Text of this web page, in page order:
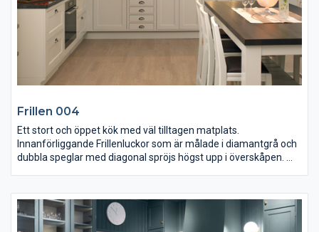
Frillen 004
Ett stort och öppet kök med väl tilltagen matplats.
Innanförliggande Frillenluckor som är målade i diamantgrå och
dubbla speglar med diagonal spröjs högst upp i överskåpen.
specialdesignad i rostfritt stål. Ovanför hällen sitter en
hyllsektion med specerifack i porslin. Notera även
sockelavsluten på underskåpen. Skivan på matbordet är av